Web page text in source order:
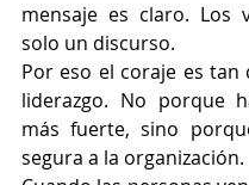
mensaje es claro. Los
solo un discurso.
Por eso el coraje es tan
liderazgo. No porque
más fuerte, sino
segura a la organización.